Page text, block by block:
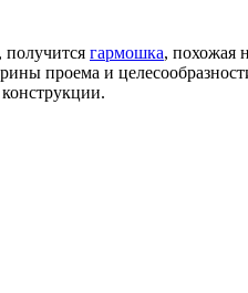
получится гармошка, похожая
проема и